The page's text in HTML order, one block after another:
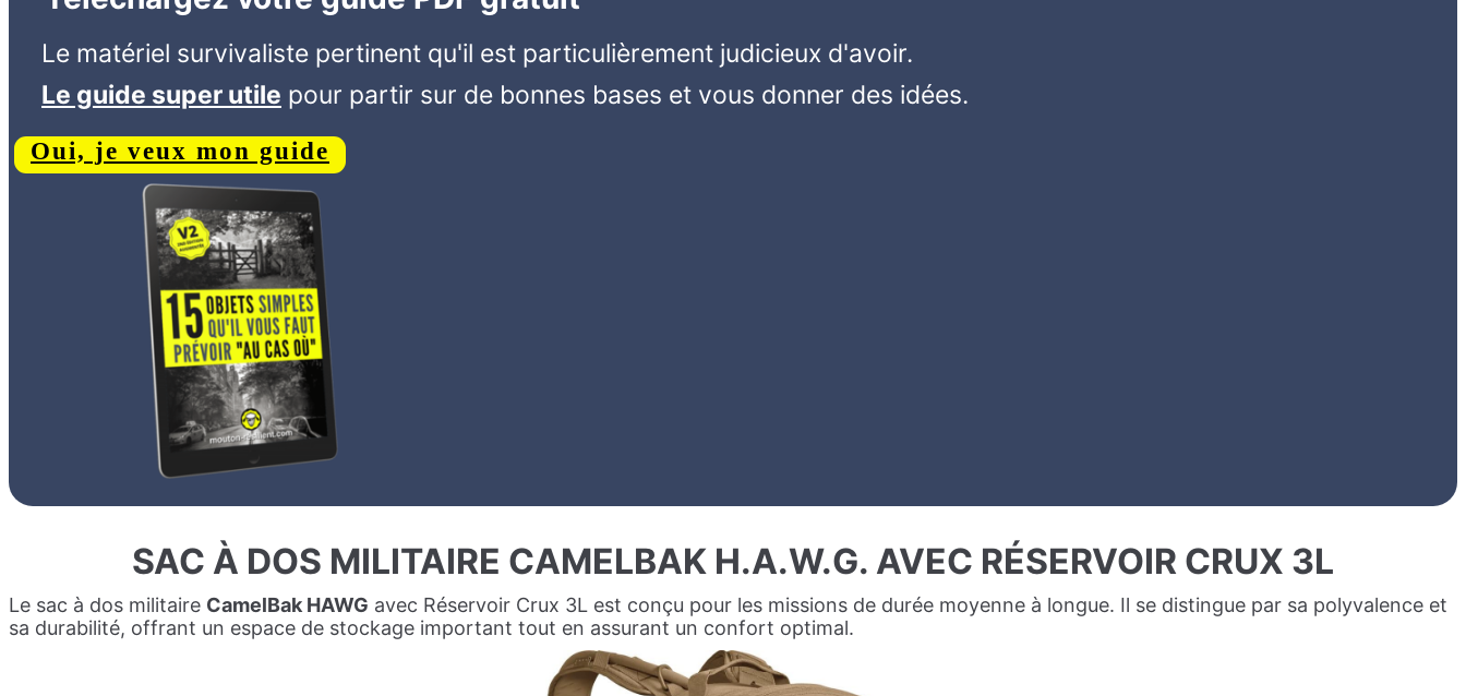
Le matériel survivaliste pertinent qu'il est particulièrement judicieux d'avoir.
Le guide super utile pour partir sur de bonnes bases et vous donner des idées.
Oui, je veux mon guide
SAC À DOS MILITAIRE CAMELBAK H.A.W.G. AVEC RÉSERVOIR CRUX 3L
Le sac à dos militaire CamelBak HAWG avec Réservoir Crux 3L est conçu pour les missions de durée moyenne à longue. Il se distingue par sa polyvalence et
sa durabilité, offrant un espace de stockage important tout en assurant un confort optimal.